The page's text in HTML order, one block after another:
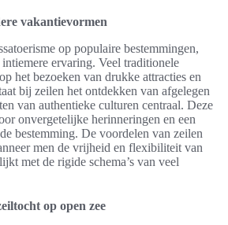
vakantievormen
op populaire bestemmingen,
ervaring. Veel traditionele
het bezoeken van drukke attracties en
bij zeilen het ontdekken van afgelegen
van authentieke culturen centraal. Deze
onvergetelijke herinneringen en een
bestemming. De voordelen van zeilen
men de vrijheid en flexibiliteit van
met de rigide schema’s van veel
op open zee